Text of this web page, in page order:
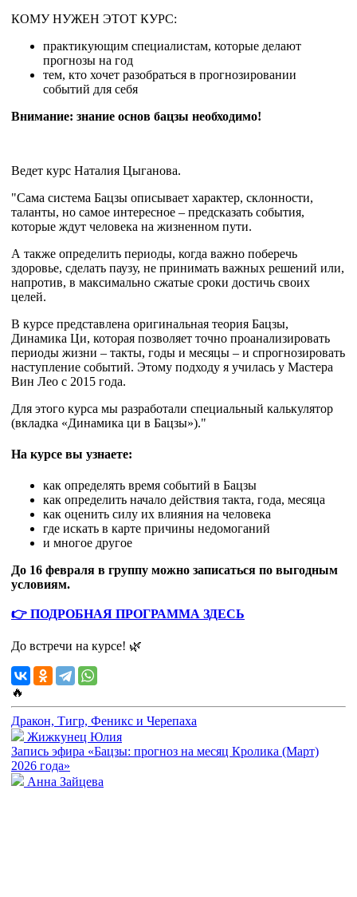
КОМУ НУЖЕН ЭТОТ КУРС:
практикующим специалистам, которые делают
прогнозы на год
тем, кто хочет разобраться в прогнозировании
событий для себя
Внимание: знание основ бацзы необходимо!
Ведет курс Наталия Цыганова.
"Сама система Бацзы описывает характер, склонности,
таланты, но самое интересное – предсказать события,
которые ждут человека на жизненном пути.
А также определить периоды, когда важно поберечь
здоровье, сделать паузу, не принимать важных решений или,
напротив, в максимально сжатые сроки достичь своих
целей.
В курсе представлена оригинальная теория Бацзы,
Динамика Ци, которая позволяет точно проанализировать
периоды жизни – такты, годы и месяцы – и спрогнозировать
наступление событий. Этому подходу я училась у Мастера
Вин Лео с 2015 года.
Для этого курса мы разработали специальный калькулятор
(вкладка «Динамика ци в Бацзы»)."
На курсе вы узнаете:
как определять время событий в Бацзы
как определить начало действия такта, года, месяца
как оценить силу их влияния на человека
где искать в карте причины недомоганий
и многое другое
До 16 февраля в группу можно записаться по выгодным
условиям.
👉 ПОДРОБНАЯ ПРОГРАММА ЗДЕСЬ
До встречи на курсе! 🌿
🔥
Дракон, Тигр, Феникс и Черепаха
Жижкунец Юлия
Запись эфира «Бацзы: прогноз на месяц Кролика (Март)
2026 года»
Анна Зайцева